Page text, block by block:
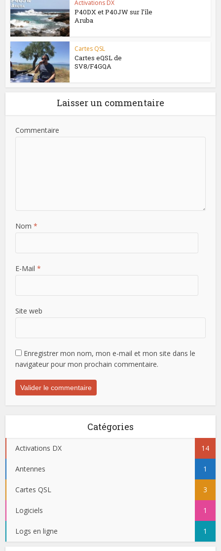
Activations DX
P40DX et P40JW sur l’île
Aruba
Cartes QSL
Cartes eQSL de
SV8/F4GQA
Laisser un commentaire
Commentaire
Nom *
E-Mail *
Site web
Enregistrer mon nom, mon e-mail et mon site dans le
navigateur pour mon prochain commentaire.
Catégories
Activations DX 14
Antennes 1
Cartes QSL 3
Logiciels 1
Logs en ligne 1